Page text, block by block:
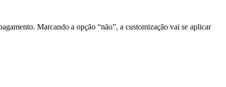
Marcando a opção “não”, a customização vai se aplicar